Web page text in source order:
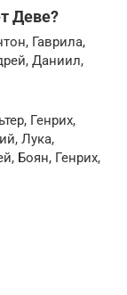
Деве?
Гаврила,
Даниил,
Генрих,
Лука,
Боян, Генрих,